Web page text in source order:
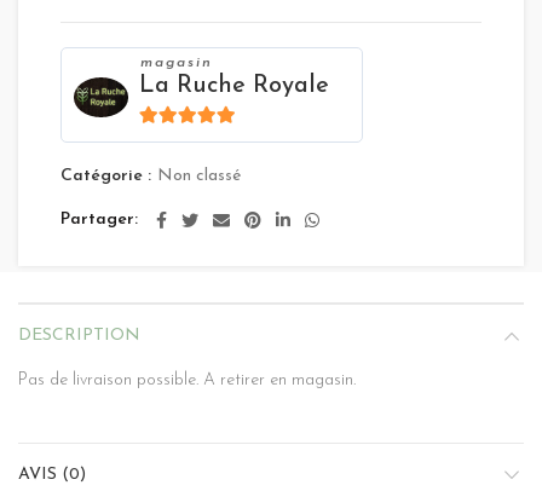
magasin
La Ruche Royale
4.8sur 5
Catégorie : Non classé
Partager
DESCRIPTION
Pas de livraison possible. A retirer en magasin.
AVIS (0)